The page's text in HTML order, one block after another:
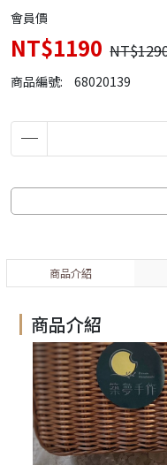
會員價
NT$1190
商品編號: 68020139
商品介紹
商品介紹